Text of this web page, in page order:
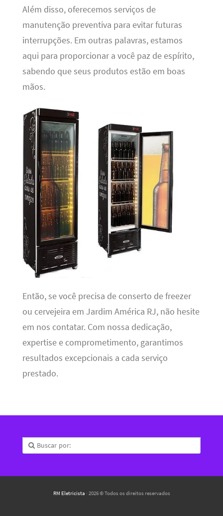
Além disso, oferecemos serviços de
manutenção preventiva para evitar futuras
interrupções. Em outras palavras, estamos
aqui para proporcionar a você paz de espírito,
sabendo que seus produtos estão em boas
mãos.
Então, se você precisa de conserto de freezer
ou cervejeira em Jardim América RJ, não hesite
em nos contatar. Com nossa dedicação,
expertise e comprometimento, garantimos
resultados excepcionais a cada serviço
prestado.
RM Eletricista · 2026 © Todos os direitos reservados